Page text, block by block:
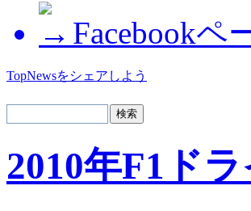
Facebookペ
TopNewsをシェアしよう
2010年F1ド